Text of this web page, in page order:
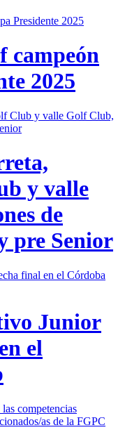
campeón
2025
y valle
de
pre Senior
Junior
el